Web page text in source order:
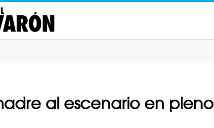
al escenario en pleno